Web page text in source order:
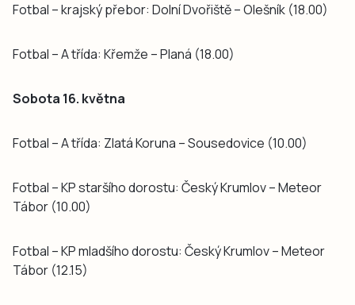
Fotbal – krajský přebor: Dolní Dvořiště – Olešník (18.00)
Fotbal – A třída: Křemže – Planá (18.00)
Sobota 16. května
Fotbal – A třída: Zlatá Koruna – Sousedovice (10.00)
Fotbal – KP staršího dorostu: Český Krumlov – Meteor
Tábor (10.00)
Fotbal – KP mladšího dorostu: Český Krumlov – Meteor
Tábor (12.15)